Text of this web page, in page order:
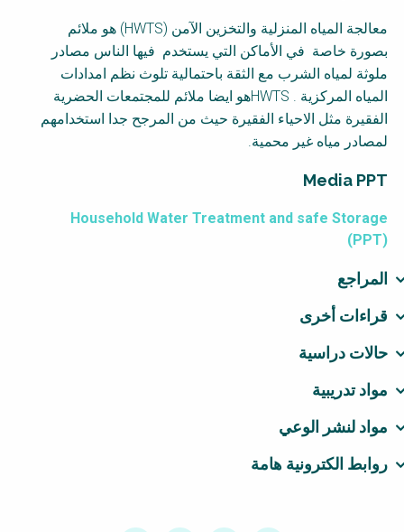
معالجة المياه المنزلية والتخزين الآمن (HWTS) هو ملائم
بصورة خاصة في الأماكن التي يستخدم فيها الناس مصادر
ملوثة لمياه الشرب مع الثقة باحتمالية تلوث نظم امدادات
المياه المركزية . HWTSهو ايضا ملائم للمجتمعات الحضرية
الفقيرة مثل الاحياء الفقيرة حيث من المرجح جدا استخدامهم
لمصادر مياه غير محمية.
Media PPT
Household Water Treatment and safe Storage
(PPT)
المراجع
قراءات أخرى
حالات دراسية
مواد تدريبية
مواد لنشر الوعي
روابط الكترونية هامة